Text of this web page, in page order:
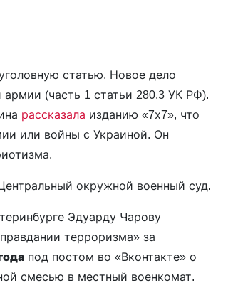
статью. Новое дело
(часть 1 статьи 280.3 УК РФ).
рассказала изданию «7х7», что
или войны с Украиной. Он
окружной военный суд.
Эдуарду Чарову
терроризма» за
под постом во «Вконтакте» о
смесью в местный военкомат.